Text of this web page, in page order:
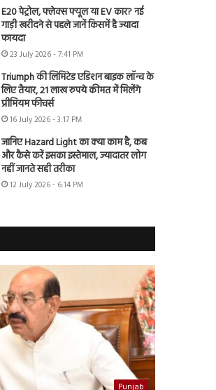
E20 पेट्रोल, फ्लेक्स फ्यूल या EV कार? नई
गाड़ी खरीदने से पहले जानें किसमें है ज्यादा
फायदा
23 July 2026 - 7:41 PM
Triumph की लिमिटेड एडिशन बाइक लॉन्च के
लिए तैयार, 21 लाख रुपये कीमत में मिलेंगे
प्रीमियम फीचर्स
16 July 2026 - 3:17 PM
जानिए Hazard Light का क्या काम है, कब
और कैसे करें इसका इस्तेमाल, ज्यादातर लोग
नहीं जानते सही तरीका
12 July 2026 - 6:14 PM
Punjab